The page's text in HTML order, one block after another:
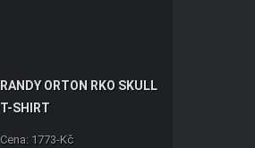
RANDY ORTON RKO SKULL
T-SHIRT
Cena: 1773-Kč